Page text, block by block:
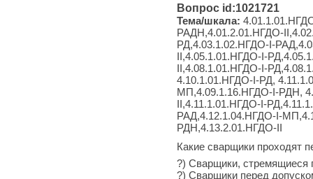
Вопрос id:1021721
Тема/шкала:
РАДН,4.01.2.01.НГДО-
РД,4.03.1.02.НГДО-I-
II,4.05.1.01.НГДО-I-
II,4.08.1.01.НГДО-I-
4.10.1.01.НГДО-I-РД,
МП,4.09.1.16.НГДО-I-РДН,
II,4.11.1.01.НГДО-I-
РАД,4.12.1.04.НГДО-I-
РДН,4.13.2.01.НГДО-II
Какие сварщики проходят
?) Сварщики, стремящиеся
?) Сварщики перед